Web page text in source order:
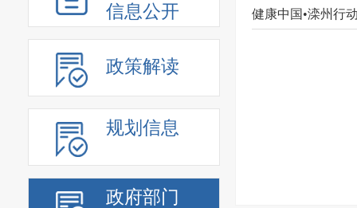
信息公开
政策解读
规划信息
政府部门
健康中国•滦州行